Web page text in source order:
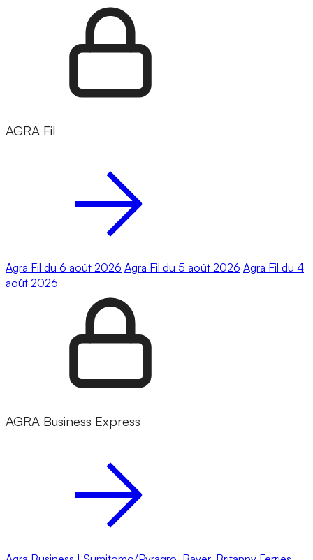
AGRA Fil
Agra Fil du 6 août 2026 Agra Fil du 5 août 2026 Agra Fil du 4
août 2026
AGRA Business Express